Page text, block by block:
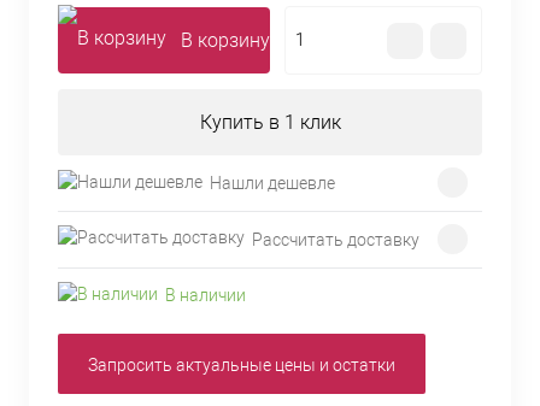
В корзину
Купить в 1 клик
Нашли дешевле
Рассчитать доставку
В наличии
Запросить актуальные цены и остатки